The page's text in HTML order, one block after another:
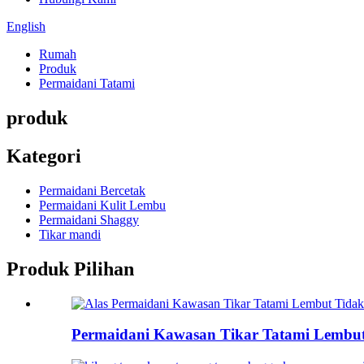
English
Rumah
Produk
Permaidani Tatami
produk
Kategori
Permaidani Bercetak
Permaidani Kulit Lembu
Permaidani Shaggy
Tikar mandi
Produk Pilihan
Permaidani Kawasan Tikar Tatami